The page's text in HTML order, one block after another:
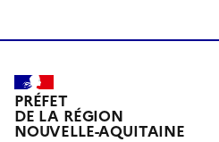
PRÉFET
DE LA RÉGION
NOUVELLE-AQUITAINE